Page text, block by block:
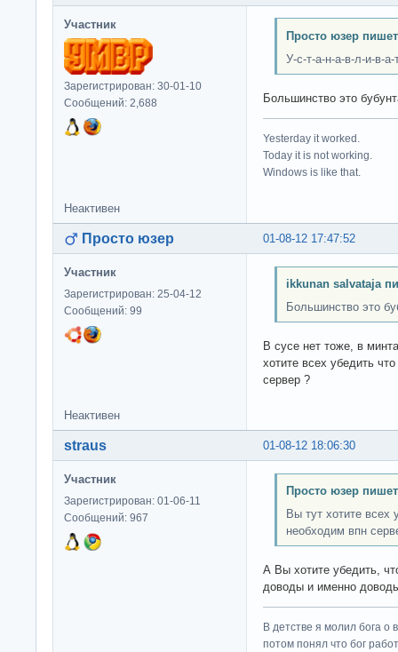
Участник
Зарегистрирован: 30-01-10
Сообщений: 2,688
Просто юзер
У-с-т-а-н-а-в-л-и-в-
Большинство это
Yesterday it worked.
Today it is not working.
Windows is like that.
Неактивен
01-08-12 17:47:52
Просто юзер
Участник
Зарегистрирован: 25-04-12
Сообщений: 99
ikkunan salvataja
Большинство это
В сусе нет тоже, в
хотите всех убедить
сервер ?
Неактивен
01-08-12 18:06:30
straus
Участник
Зарегистрирован: 01-06-11
Сообщений: 967
Просто юзер
Вы тут хотите всех
необходим впн
А Вы хотите убедить,
доводы и именно
В детстве я молил бога о
потом понял что бог